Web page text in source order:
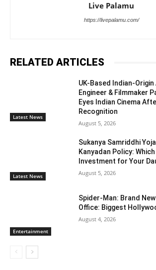
Live Palamu
https://livepalamu.com/
RELATED ARTICLES
Latest News
UK-Based Indian-Origin
Engineer & Filmmaker
Eyes Indian Cinema
Recognition
August 5, 2026
Latest News
Sukanya Samriddhi
Kanyadan Policy:
Investment for Your
August 5, 2026
Entertainment
Spider-Man: Brand
Office: Biggest
August 4, 2026